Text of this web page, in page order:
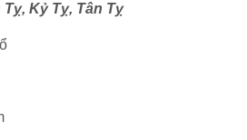
Kỷ Tỵ, Tân Tỵ